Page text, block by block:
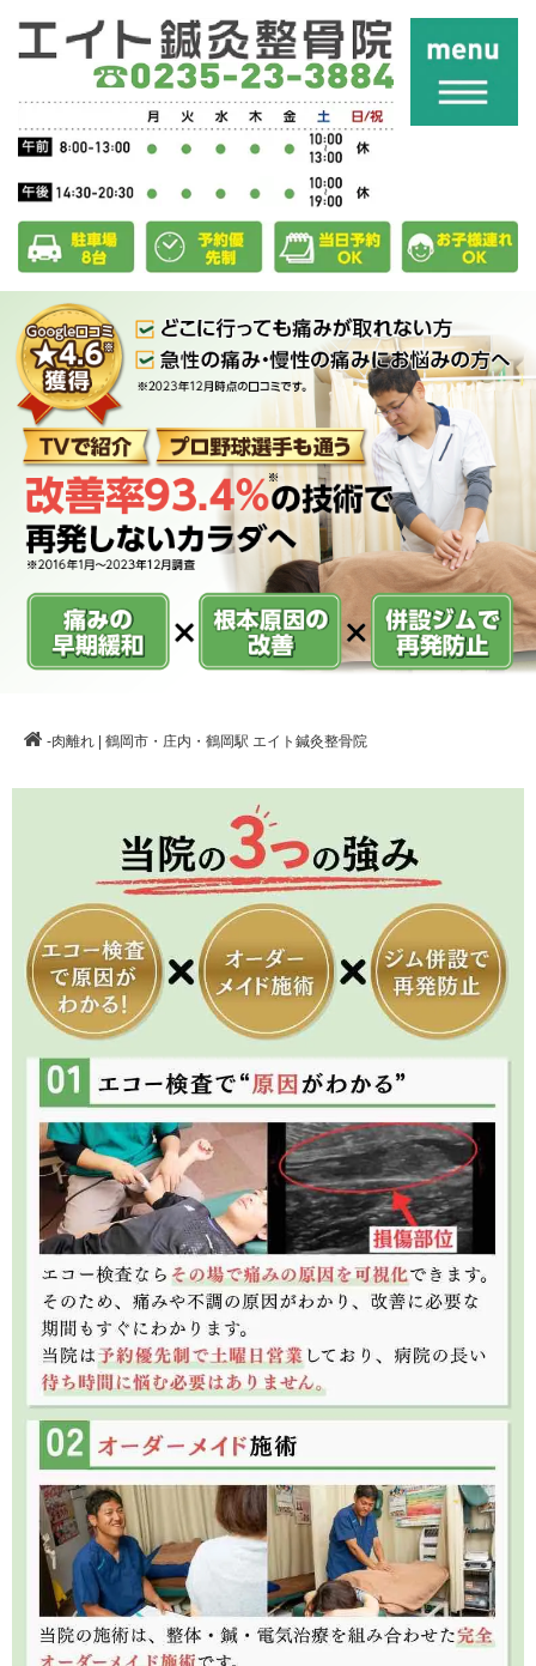
-肉離れ | 鶴岡市・庄内・鶴岡駅 エイト鍼灸整骨院